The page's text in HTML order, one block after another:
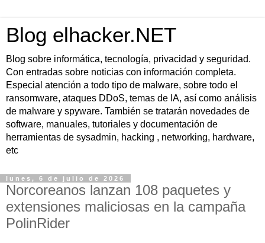
Blog elhacker.NET
Blog sobre informática, tecnología, privacidad y seguridad.
Con entradas sobre noticias con información completa.
Especial atención a todo tipo de malware, sobre todo el
ransomware, ataques DDoS, temas de IA, así como análisis
de malware y spyware. También se tratarán novedades de
software, manuales, tutoriales y documentación de
herramientas de sysadmin, hacking , networking, hardware,
etc
lunes, 6 de julio de 2026
Norcoreanos lanzan 108 paquetes y
extensiones maliciosas en la campaña
PolinRider